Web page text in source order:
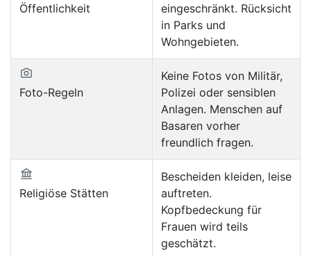
Öffentlichkeit
eingeschränkt. Rücksicht
in Parks und
Wohngebieten.
Foto-Regeln
Keine Fotos von Militär,
Polizei oder sensiblen
Anlagen. Menschen auf
Basaren vorher
freundlich fragen.
Religiöse Stätten
Bescheiden kleiden, leise
auftreten.
Kopfbedeckung für
Frauen wird teils
geschätzt.